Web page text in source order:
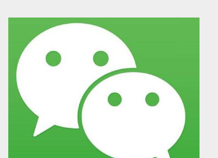
可信网站信用评 网络警察提醒你 诚信网站